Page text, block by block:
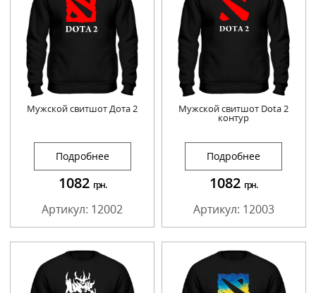
Мужской свитшот Дота 2
Подробнее
1082 грн.
Артикул: 12002
Мужской свитшот Dota 2
контур
Подробнее
1082 грн.
Артикул: 12003